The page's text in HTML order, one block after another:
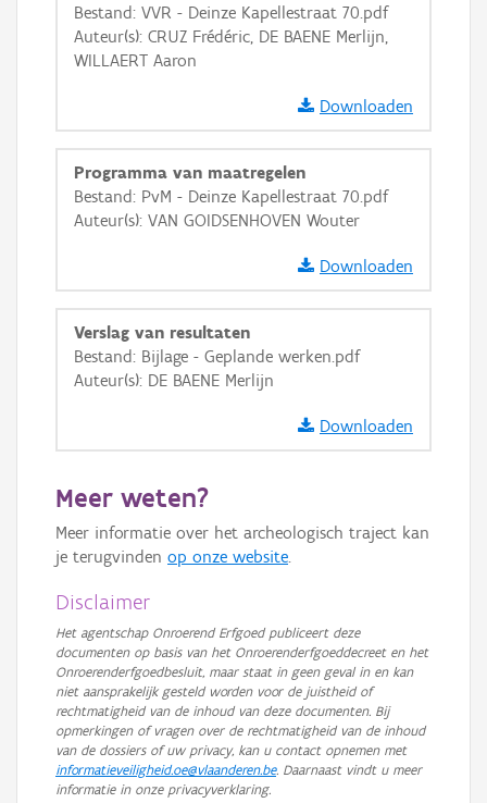
+ −
Basis Lagen
Ortho
GRB-Basiskaart in grijswaarden
Bestand: VVR - Deinze Kapellestraat 70.pdf
Auteur(s): CRUZ Frédéric, DE BAENE Merlijn,
WILLAERT Aaron
Downloaden
Programma van maatregelen
Bestand: PvM - Deinze Kapellestraat 70.pdf
Auteur(s): VAN GOIDSENHOVEN Wouter
Downloaden
Verslag van resultaten
Bestand: Bijlage - Geplande werken.pdf
Auteur(s): DE BAENE Merlijn
Downloaden
Meer weten?
Meer informatie over het archeologisch traject kan
je terugvinden op onze website.
Disclaimer
Het agentschap Onroerend Erfgoed publiceert deze
documenten op basis van het Onroerenderfgoeddecreet en het
Onroerenderfgoedbesluit, maar staat in geen geval in en kan
niet aansprakelijk gesteld worden voor de juistheid of
rechtmatigheid van de inhoud van deze documenten. Bij
opmerkingen of vragen over de rechtmatigheid van de inhoud
van de dossiers of uw privacy, kan u contact opnemen met
informatieveiligheid.oe@vlaanderen.be. Daarnaast vindt u meer
informatie in onze privacyverklaring.